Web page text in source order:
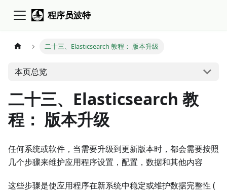
程序员波特
二十三、Elasticsearch 教程： 版本升级
本页总览
二十三、Elasticsearch 教
程： 版本升级
任何系统或软件，当需要升级到更新版本时，都会需要按照
几个步骤来维护应用程序设置，配置，数据和其他内容
这些步骤是使应用程序在新系统中稳定或维护数据完整性 (